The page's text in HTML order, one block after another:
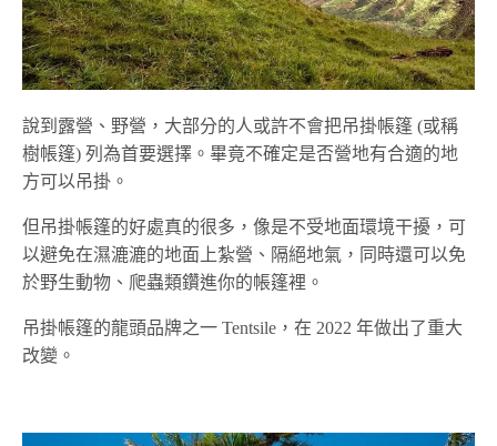
說到露營、野營，大部分的人或許不會把吊掛帳篷 (或稱
樹帳篷) 列為首要選擇。畢竟不確定是否營地有合適的地
方可以吊掛。
但吊掛帳篷的好處真的很多，像是不受地面環境干擾，可
以避免在濕漉漉的地面上紮營、隔絕地氣，同時還可以免
於野生動物、爬蟲類鑽進你的帳篷裡。
吊掛帳篷的龍頭品牌之一 Tentsile，在 2022 年做出了重大
改變。